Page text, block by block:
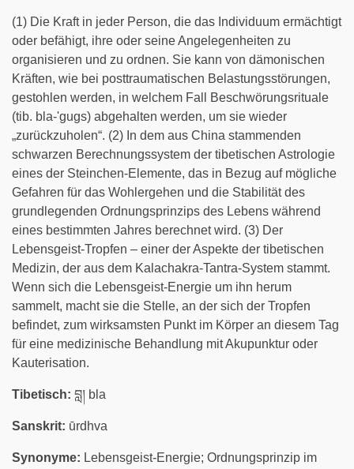
(1) Die Kraft in jeder Person, die das Individuum ermächtigt
oder befähigt, ihre oder seine Angelegenheiten zu
organisieren und zu ordnen. Sie kann von dämonischen
Kräften, wie bei posttraumatischen Belastungsstörungen,
gestohlen werden, in welchem Fall Beschwörungsrituale
(tib. bla-'gugs) abgehalten werden, um sie wieder
„zurückzuholen“. (2) In dem aus China stammenden
schwarzen Berechnungssystem der tibetischen Astrologie
eines der Steinchen-Elemente, das in Bezug auf mögliche
Gefahren für das Wohlergehen und die Stabilität des
grundlegenden Ordnungsprinzips des Lebens während
eines bestimmten Jahres berechnet wird. (3) Der
Lebensgeist-Tropfen – einer der Aspekte der tibetischen
Medizin, der aus dem Kalachakra-Tantra-System stammt.
Wenn sich die Lebensgeist-Energie um ihn herum
sammelt, macht sie die Stelle, an der sich der Tropfen
befindet, zum wirksamsten Punkt im Körper an diesem Tag
für eine medizinische Behandlung mit Akupunktur oder
Kauterisation.
Tibetisch: བླ། bla
Sanskrit: ūrdhva
Synonyme: Lebensgeist-Energie; Ordnungsprinzip im